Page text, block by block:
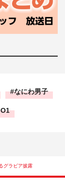
なにわ男子
グラビア披露